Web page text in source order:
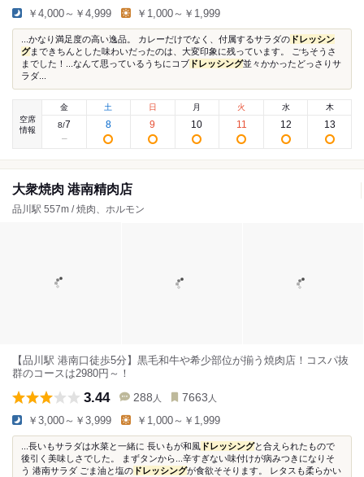
￥4,000～￥4,999 ￥1,000～￥1,999
...かなり満足度の高い逸品。 カレーだけでなく、付属するサラダの ドレッシン
グまできちんとした味わいだったのは、大変印象に残っています。 ごちそうさ
までした！...なんて思っているうちにコブ ドレッシング並々かかったどっさりサ
ラダ...
空席
情報
金
8/7
土
8
日
9
月
10
火
11
水
12
木
13
大衆焼肉 港南精肉店
品川駅 557m / 焼肉、ホルモン
【品川駅 港南口徒歩5分】黒毛和牛や希少部位が揃う焼肉店！コスパ抜
群のコースは2980円～！
3.44 288 人 7663 人
￥3,000～￥3,999 ￥1,000～￥1,999
...長いもサラダは水菜と一緒に 長いもが和風 ドレッシングと合えられたもので
後引く美味しさでした。 まずタンから...辛すぎない味付けが病みつきになりそ
う 港南サラダ ごま油と塩の ドレッシングが食欲そそります。 レタスも柔らかい